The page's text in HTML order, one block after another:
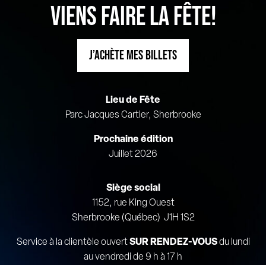
VIENS FAIRE LA FÊTE!
J’ACHÈTE MES BILLETS
Lieu de Fête
Parc Jacques Cartier, Sherbrooke
Prochaine édition
Juillet 2026
Siège social
1152, rue King Ouest
Sherbrooke (Québec) J1H 1S2
Service à la clientèle ouvertSUR RENDEZ-VOUSdu lundi
au vendredi de 9 h à 17 h